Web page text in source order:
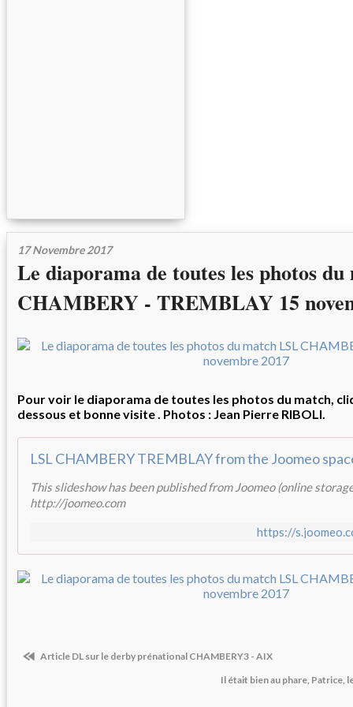
17 Novembre 2017
Le diaporama de toutes les photos
CHAMBERY - TREMBLAY 15
Pour voir le diaporama de toutes les photos du match,
dessous et bonne visite . Photos : Jean Pierre RIBOLI.
This slideshow has been published from Joomeo (online
http://joomeo.com
https://
Article DL sur le derby prénational CHAMBERY3 - AIX
Il était bien au phare, Patrice,